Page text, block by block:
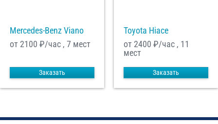
Mercedes-Benz Viano
от 2100 ₽/час , 7 мест
Заказать
Toyota Hiace
от 2400 ₽/час , 11
мест
Заказать